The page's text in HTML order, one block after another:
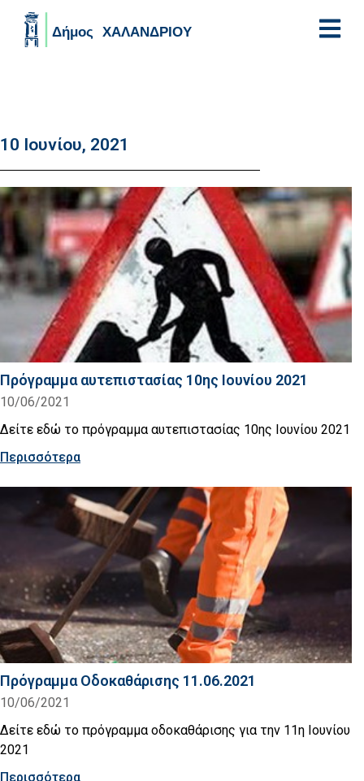
10 Ιουνίου, 2021
Πρόγραμμα αυτεπιστασίας 10ης Ιουνίου 2021
10/06/2021
Δείτε εδώ το πρόγραμμα αυτεπιστασίας 10ης Ιουνίου 2021
Περισσότερα
Πρόγραμμα Οδοκαθάρισης 11.06.2021
10/06/2021
Δείτε εδώ το πρόγραμμα οδοκαθάρισης για την 11η Ιουνίου
2021
Περισσότερα